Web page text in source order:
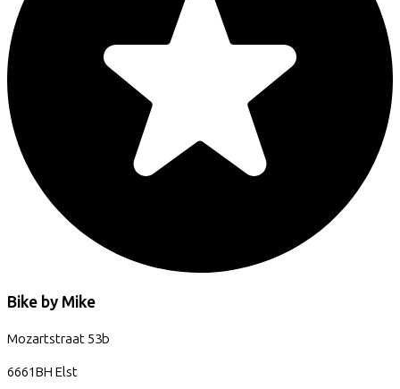
Bike by Mike
Mozartstraat53b
6661BH Elst